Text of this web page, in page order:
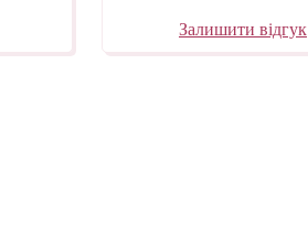
Залишити відгук